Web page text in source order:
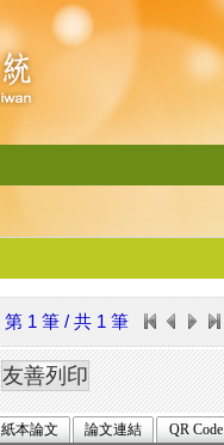
第 1 筆 / 共 1 筆
紙本論文 論文連結 QR Code